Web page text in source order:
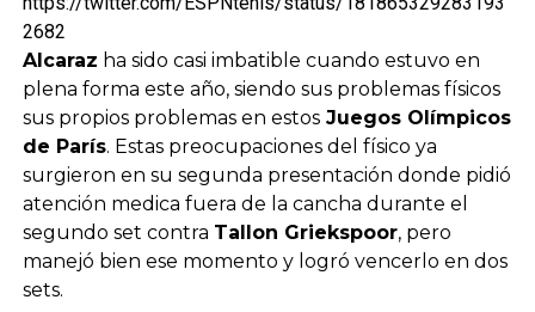
2682
Alcaraz ha sido casi imbatible cuando estuvo en
plena forma este año, siendo sus problemas físicos
sus propios problemas en estosJuegos Olímpicos
de París. Estas preocupaciones del físico ya
surgieron en su segunda presentación donde pidió
atención medica fuera de la cancha durante el
segundo set contra Tallon Griekspoor, pero
manejó bien ese momento y logró vencerlo en dos
sets.